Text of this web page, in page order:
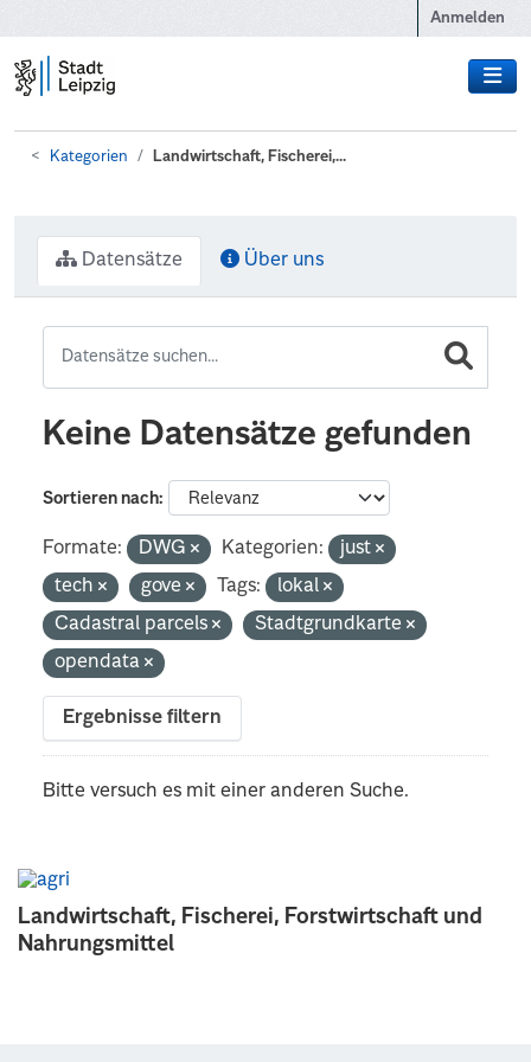
Anmelden
Kategorien Landwirtschaft, Fischerei,...
Landwirtschaft, Fischerei, Forstwirtschaft und
Nahrungsmittel
Datensätze Über uns
Keine Datensätze gefunden
Sortieren nach
Formate: DWG Kategorien:
just
tech
gove Tags:
lokal
Cadastral parcels
Stadtgrundkarte
opendata
Ergebnisse filtern
Bitte versuch es mit einer anderen Suche.